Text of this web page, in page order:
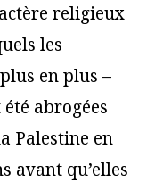
religieux
les
en plus –
abrogées
Palestine en
avant qu’elles